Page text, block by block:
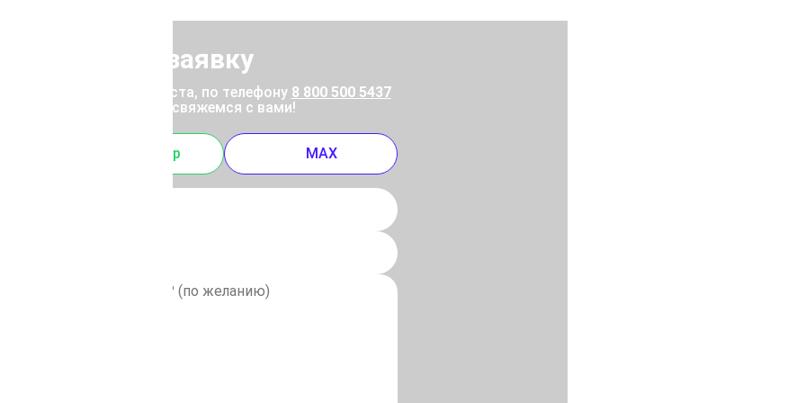
Отправить заявку
позвоните, пожалуйста, по телефону 8 800 500 5437
отправьте заявку, и мы свяжемся с вами!
Whatsapp MAX